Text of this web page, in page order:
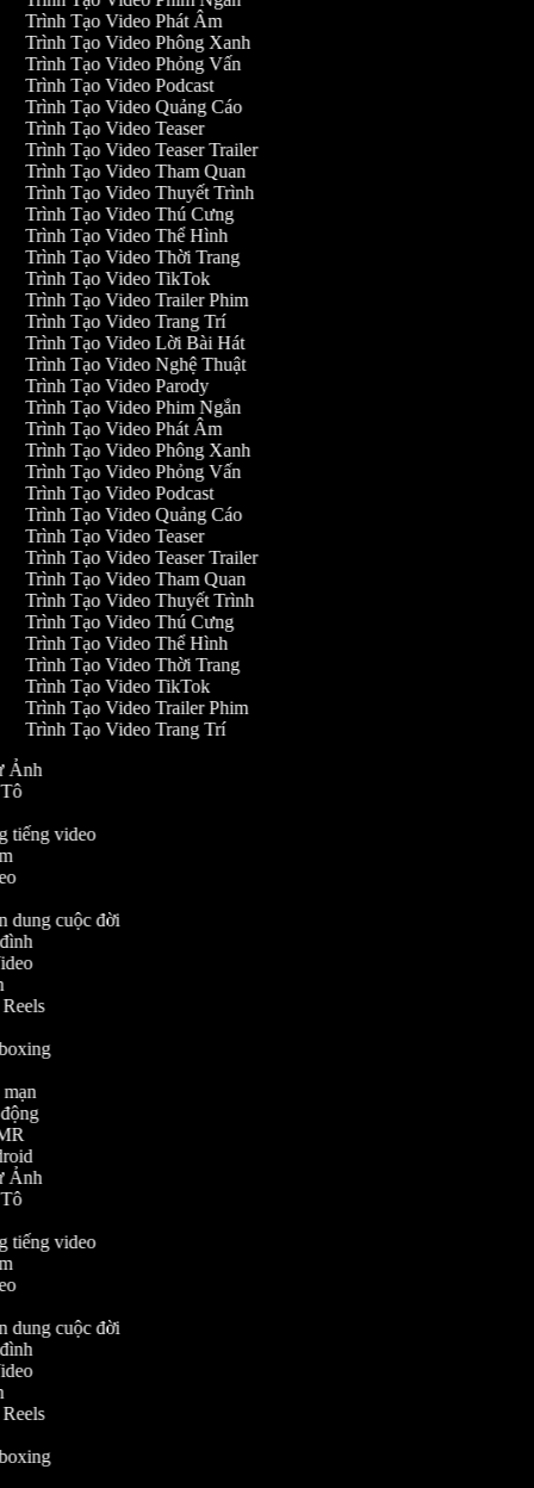
Trình Tạo Video Phát Âm
Trình Tạo Video Phông Xanh
Trình Tạo Video Phỏng Vấn
Trình Tạo Video Podcast
Trình Tạo Video Quảng Cáo
Trình Tạo Video Teaser
Trình Tạo Video Teaser Trailer
Trình Tạo Video Tham Quan
Trình Tạo Video Thuyết Trình
Trình Tạo Video Thú Cưng
Trình Tạo Video Thể Hình
Trình Tạo Video Thời Trang
Trình Tạo Video TikTok
Trình Tạo Video Trailer Phim
Trình Tạo Video Trang Trí
Trình Tạo Video Lời Bài Hát
Trình Tạo Video Nghệ Thuật
Trình Tạo Video Parody
Trình Tạo Video Phim Ngắn
Trình Tạo Video Phát Âm
Trình Tạo Video Phông Xanh
Trình Tạo Video Phỏng Vấn
Trình Tạo Video Podcast
Trình Tạo Video Quảng Cáo
Trình Tạo Video Teaser
Trình Tạo Video Teaser Trailer
Trình Tạo Video Tham Quan
Trình Tạo Video Thuyết Trình
Trình Tạo Video Thú Cưng
Trình Tạo Video Thể Hình
Trình Tạo Video Thời Trang
Trình Tạo Video TikTok
Trình Tạo Video Trailer Phim
Trình Tạo Video Trang Trí
Ảnh
tiếng video
dung cuộc đời
Reels
mạn
Ảnh
tiếng video
dung cuộc đời
Reels